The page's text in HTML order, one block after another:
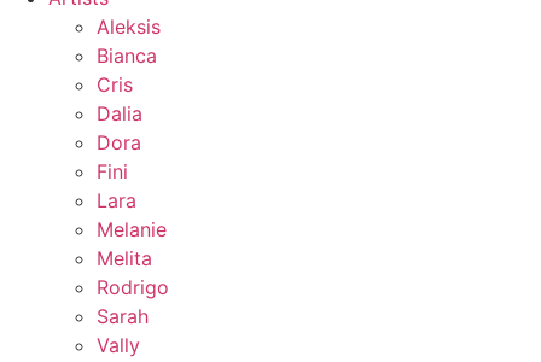
Aleksis
Bianca
Cris
Dalia
Dora
Fini
Lara
Melanie
Melita
Rodrigo
Sarah
Vally